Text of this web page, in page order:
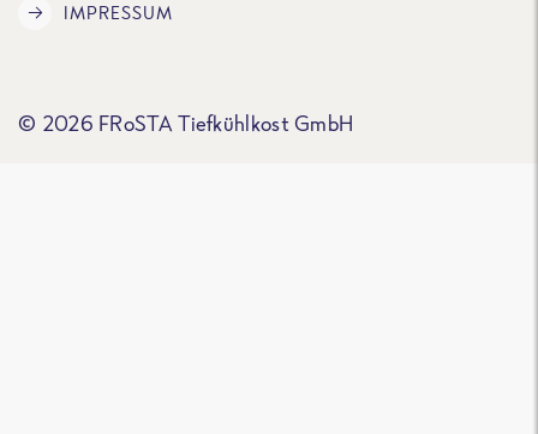
IMPRESSUM
© 2026 FRoSTA Tiefkühlkost GmbH